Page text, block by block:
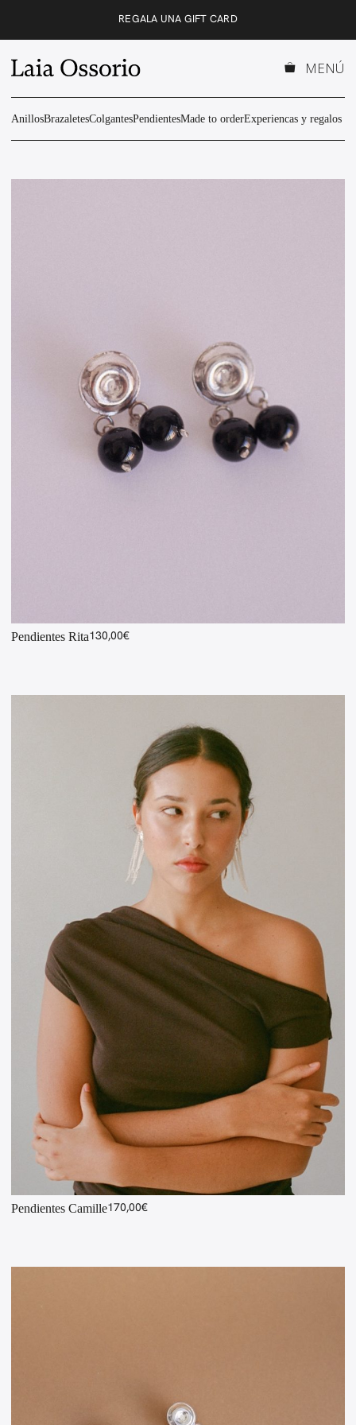
REGALA UNA GIFT CARD
MENÚ
AnillosBrazaletesColgantesPendientesMade to orderExperiencas y regalos
Pendientes Rita130,00€
Pendientes Camille170,00€